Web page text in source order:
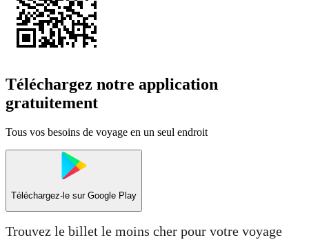
Téléchargez notre application
gratuitement
Tous vos besoins de voyage en un seul endroit
Téléchargez-le sur Google Play
Trouvez le billet le moins cher pour votre voyage